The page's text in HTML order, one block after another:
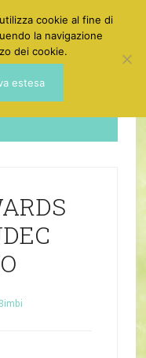
Bimbi
cookie al fine di
la navigazione
dei cookie.
estesa